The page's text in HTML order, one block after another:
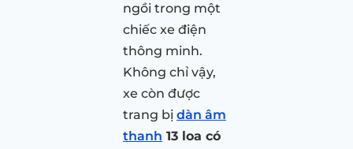
ngồi trong một
chiếc xe điện
thông minh.
Không chỉ vậy,
xe còn được
trang bị dàn âm
thanh 13 loa có